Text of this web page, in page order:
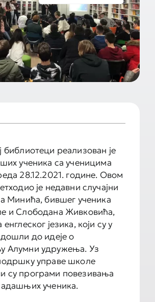
библиотеци реализован је
ученика са ученицима
28.12.2021. године. Овом
је недавни случајни
Минића, бившег ученика
и Слободана Живковића,
језика, који су у
до идеје о
Алумни удружења. Уз
управе школе
су програми повезивања
ученика.